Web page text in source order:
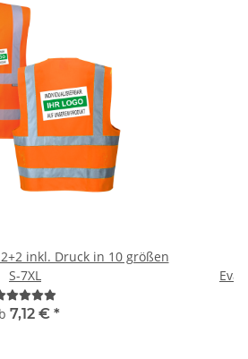
inkl. Druck in 10 größen
S-7XL
7,12 € *